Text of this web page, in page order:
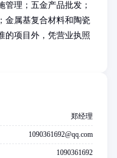
理；五金产品批发；
金属基复合材料和陶瓷
的项目外，凭营业执照
郑经理
1090361692@qq.com
1090361692